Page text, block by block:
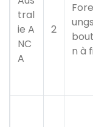
tral
ie A
NC
A
2
n à